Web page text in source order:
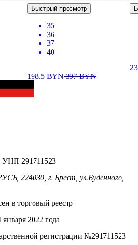
Быстрый просмотр
35
36
37
40
198.5 BYN397BYN
УНП 291711523
224030, г. Брест, ул.Буденного,
в торговый реестр
2022 года
регистрации №291711523